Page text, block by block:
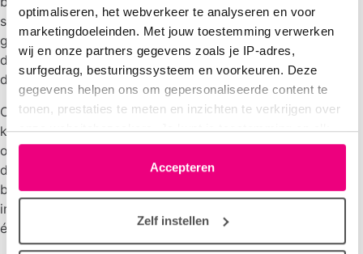
optimaliseren, het webverkeer te analyseren en voor
marketingdoeleinden. Met jouw toestemming verwerken
wij en onze partners gegevens zoals je IP-adres,
surfgedrag, besturingssysteem en voorkeuren. Deze
gegevens helpen ons om gepersonaliseerde content te
tonen, prestaties te meten en inzichten te verkrijgen over
onze websitebezoekers. Je kunt je toestemming op elk
moment wijzigen of intrekken via het cookie-icoontje
linksonder elke pagina. De lijst met partners is te vinden
in het tabblad “details”.
Accepteren
Zelf instellen
stoffen lijken het afweersysteem van kinderen minder
gevoelig te maken; dat voorkomt ontstekingen en
daarmee astma. De toponderzoekers bestuderen nu hoe
dit precies werkt om te komen tot behandelingen.
Om astma in de toekomst te voorkomen zet Hiemstra zijn
kennis van epitheelmodellen nu breed in: bij veel van de
onderzoeken zijn epitheelcellen betrokken. 'Omgekeerd
doe ik veel kennis op over de effecten van koemelk,
boerderijstof en parasitaire wormen. En we wisselen
internationaal praktische lab-vaardigheden uit. Zo verrijkt
én versnelt dit samenwerkingsverband het onderzoek.'